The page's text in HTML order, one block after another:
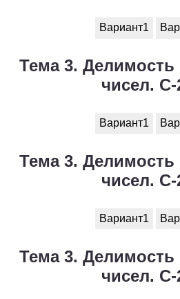
Вариант1
Тема 3.
чисел. С-
Вариант1
Тема 3.
чисел. С-
Вариант1
Тема 3.
чисел. С-